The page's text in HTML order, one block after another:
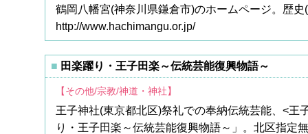
鶴岡八幡宮(神奈川県鎌倉市)のホームページ。歴
http://www.hachimangu.or.jp/
田楽躍り・王子田楽～伝統芸能復興物語～
【その他/宗教/神道・神社】
王子神社(東京都北区)祭礼での奉納伝統芸能、<
り・王子田楽～伝統芸能復興物語～」。北区指定